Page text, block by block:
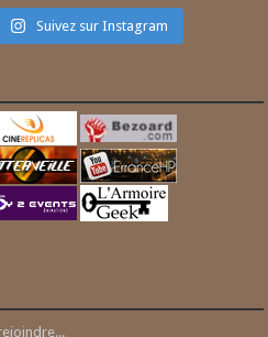
Suivez sur Instagram